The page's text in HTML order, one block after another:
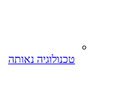
טכנולוגיה נאותה